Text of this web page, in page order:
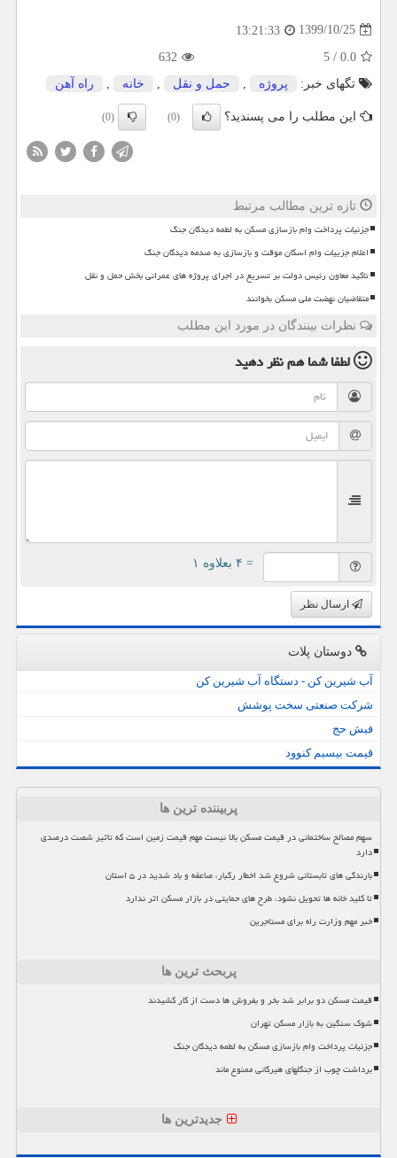
1399/10/25
13:21:33
0.0
/
5
632
تگهای خبر:
پروژه حمل و نقل خانه راه آهن
این مطلب را می پسندید؟ (0)
(0)
تازه ترین مطالب مرتبط
جزئیات پرداخت وام بازسازی مسکن به لطمه دیدگان جنگ
اعلام جزییات وام اسکان موقت و بازسازی به صدمه دیدگان جنگ
تاکید معاون رئیس دولت بر تسریع در اجرای پروژه های عمرانی بخش حمل و نقل
متقاضیان نهضت ملی مسکن بخوانند
نظرات بینندگان در مورد این مطلب
لطفا شما همنظر دهید
= ۴ بعلاوه ۱
ارسال نظر
دوستان پلات
آب شیرین کن - دستگاه آب شیرین کن
شرکت صنعتی سخت پوشش
فیش حج
قیمت بیسیم کنوود
پربیننده ترین ها
سهم مصالح ساختمانی در قیمت مسکن بالا نیست مهم قیمت زمین است که تاثیر شصت درصدی
دارد
بارندگی های تابستانی شروع شد اخطار رگبار، صاعقه و باد شدید در ۵ استان
تا کلید خانه ها تحویل نشود، طرح های حمایتی در بازار مسکن اثر ندارد
خبر مهم وزارت راه برای مستاجرین
پربحث ترین ها
قیمت مسکن دو برابر شد بخر و بفروش ها دست از کار کشیدند
شوک سنگین به بازار مسکن تهران
جزئیات پرداخت وام بازسازی مسکن به لطمه دیدگان جنگ
برداشت چوب از جنگلهای هیرکانی ممنوع ماند
جدیدترین ها